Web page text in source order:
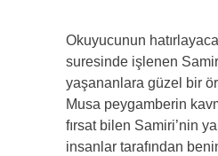
Okuyucunun
suresinde işlenen
yaşananlara güzel bir
Musa peygamberin
fırsat bilen Samiri’nin
insanlar tarafından